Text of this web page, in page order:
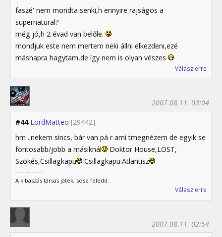
faszé' nem mondta senki,h ennyire rajságos a
supernatural?
még jó,h 2 évad van belőle.
mondjuk este nem mertem neki állni elkezdeni,ezé
másnapra hagytam,de így nem is olyan vészes
Válasz erre
#44 LordMatteo [29442]
2007.08.11. 03:04
hm ..nekem sincs, bár van pá r ami tmegnézem de egyik se
fontosabb/jobb a másiknál
Doktor House,LOST,
Szökés,Csillagkapu
Csillagkapu:Atlantisz
A kibaszás társas játék, sose feledd.
Válasz erre
2007.08.11. 02:54